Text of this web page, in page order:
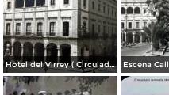
Hotel del Virrey ( Circulada el 01 de Agosto de 1946 ).